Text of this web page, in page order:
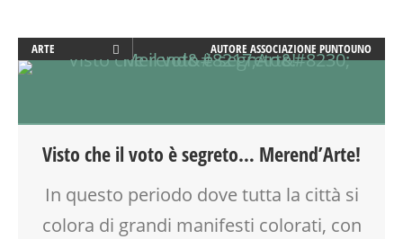
ARTE
ATTIVITÀ
LABORATORIO
PITTURA
SPAZIO GIOCO
AUTORE ASSOCIAZIONE PUNTOUNO
Visto che il voto è segreto… Merend’Arte!
In questo periodo dove tutta la città si
colora di grandi manifesti colorati, con